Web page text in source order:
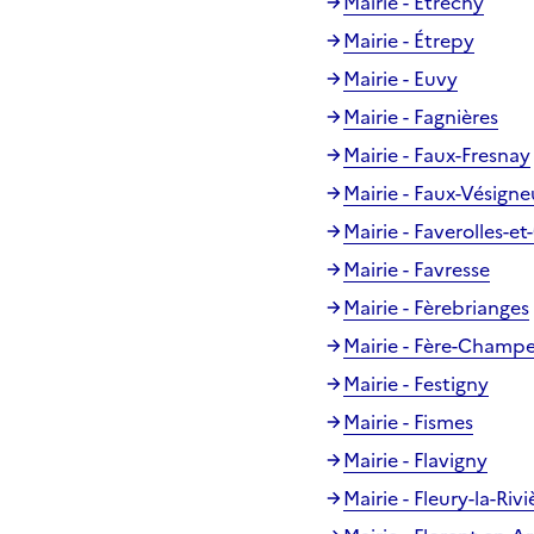
Mairie - Étrepy
Mairie - Euvy
Mairie - Fagnières
Mairie - Faux-Fresnay
Mairie - Faux-
Mairie - Faverolles-
Mairie - Favresse
Mairie - Fèrebrianges
Mairie - Fère-
Mairie - Festigny
Mairie - Fismes
Mairie - Flavigny
Mairie - Fleury-la-